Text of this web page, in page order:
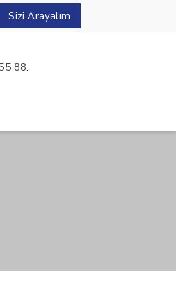
Sizi Arayalım
88.